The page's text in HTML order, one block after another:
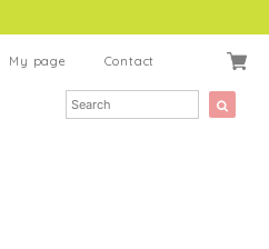
My page Contact